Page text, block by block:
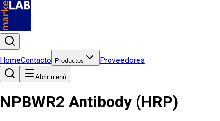
HomeContacto Productos Proveedores
Abrir menú
NPBWR2 Antibody (HRP)